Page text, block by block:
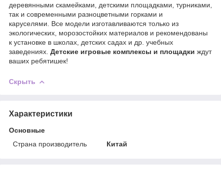
деревянными скамейками, детскими площадками, турниками,
так и современными разноцветными горками и
каруселями. Все модели изготавливаются только из
экологических, морозостойких материалов и рекомендованы
к установке в школах, детских садах и др. учебных
заведениях. Детские игровые комплексы и площадки ждут
ваших ребятишек!
Скрыть
Характеристики
Основные
Страна производитель
Китай